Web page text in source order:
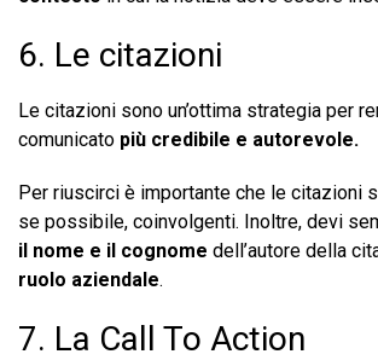
6. Le citazioni
Le citazioni sono un’ottima strategia per
comunicato più credibile e autorevole.
Per riuscirci è importante che le citazioni
se possibile, coinvolgenti. Inoltre, devi
il nome e il cognome dell’autore della
ruolo aziendale.
7. La Call To Action